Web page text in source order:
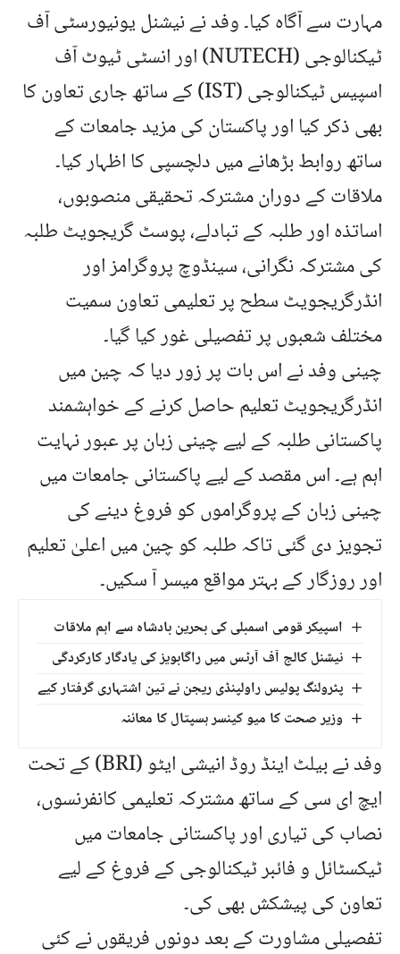
مہارت سے آگاہ کیا۔ وفد نے نیشنل یونیورسٹی آف
ٹیکنالوجی (NUTECH) اور انسٹی ٹیوٹ آف
اسپیس ٹیکنالوجی (IST) کے ساتھ جاری تعاون کا
بھی ذکر کیا اور پاکستان کی مزید جامعات کے
ساتھ روابط بڑھانے میں دلچسپی کا اظہار کیا۔
ملاقات کے دوران مشترکہ تحقیقی منصوبوں،
اساتذہ اور طلبہ کے تبادلے، پوسٹ گریجویٹ طلبہ
کی مشترکہ نگرانی، سینڈوچ پروگرامز اور
انڈرگریجویٹ سطح پر تعلیمی تعاون سمیت
مختلف شعبوں پر تفصیلی غور کیا گیا۔
چینی وفد نے اس بات پر زور دیا کہ چین میں
انڈرگریجویٹ تعلیم حاصل کرنے کے خواہشمند
پاکستانی طلبہ کے لیے چینی زبان پر عبور نہایت
اہم ہے۔ اس مقصد کے لیے پاکستانی جامعات میں
چینی زبان کے پروگراموں کو فروغ دینے کی
تجویز دی گئی تاکہ طلبہ کو چین میں اعلیٰ تعلیم
اور روزگار کے بہتر مواقع میسر آ سکیں۔
اسپیکر قومی اسمبلی کی بحرین بادشاہ سے اہم ملاقات
نیشنل کالج آف آرٹس میں راگابویز کی یادگار کارکردگی
پٹرولنگ پولیس راولپنڈی ریجن نے تین اشتہاری گرفتار کیے
وزیر صحت کا میو کینسر ہسپتال کا معائنہ
وفد نے بیلٹ اینڈ روڈ انیشی ایٹو (BRI) کے تحت
ایچ ای سی کے ساتھ مشترکہ تعلیمی کانفرنسوں،
نصاب کی تیاری اور پاکستانی جامعات میں
ٹیکسٹائل و فائبر ٹیکنالوجی کے فروغ کے لیے
تعاون کی پیشکش بھی کی۔
تفصیلی مشاورت کے بعد دونوں فریقوں نے کئی